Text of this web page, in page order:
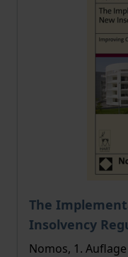
The
Insolvency
Der Preis dieses
Nomos, 1.